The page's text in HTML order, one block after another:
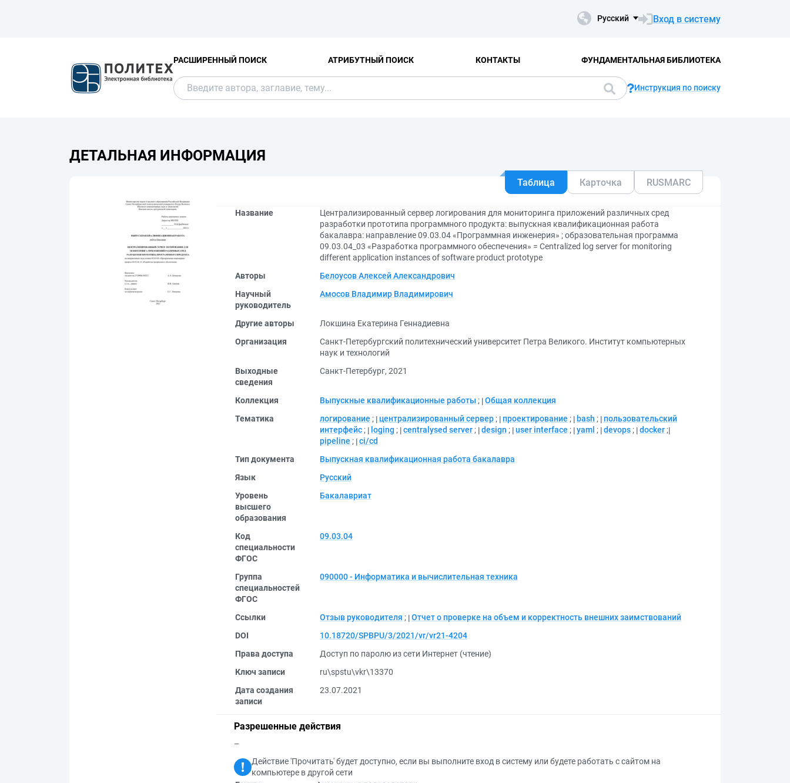
Русский Вход в систему
РАСШИРЕННЫЙ ПОИСК АТРИБУТНЫЙ ПОИСК КОНТАКТЫ ФУНДАМЕНТАЛЬНАЯ БИБЛИОТЕКА
Инструкция по поиску
ДЕТАЛЬНАЯ ИНФОРМАЦИЯ
Таблица Карточка RUSMARC
Название
Централизированный сервер логирования для мониторинга приложений различных сред
разработки прототипа программного продукта: выпускная квалификационная работа
бакалавра: направление 09.03.04 «Программная инженерия» ; образовательная программа
09.03.04_03 «Разработка программного обеспечения» = Centralized log server for monitoring
different application instances of software product prototype
Авторы
Белоусов Алексей Александрович
Научный
руководитель
Амосов Владимир Владимирович
Другие авторы
Локшина Екатерина Геннадиевна
Организация
Санкт-Петербургский политехнический университет Петра Великого. Институт компьютерных
наук и технологий
Выходные
сведения
Санкт-Петербург, 2021
Коллекция Выпускные квалификационные работы ; Общая коллекция
Тематика
логирование ; централизированный сервер ; проектирование ; bash ;
пользовательский
интерфейс ; loging ; centralysed server ; design ; user interface ; yaml ; devops ; docker ;
pipeline ; ci/cd
Тип документа
Выпускная квалификационная работа бакалавра
Язык
Русский
Уровень
высшего
образования
Бакалавриат
Код
специальности
ФГОС
09.03.04
Группа
специальностей
ФГОС
090000 - Информатика и вычислительная техника
Ссылки Отзыв руководителя ; Отчет о проверке на объем и корректность внешних заимствований
DOI
10.18720/SPBPU/3/2021/vr/vr21-4204
Права доступа
Доступ по паролю из сети Интернет (чтение)
Ключ записи
ru\spstu\vkr\13370
Дата создания
записи
23.07.2021
Разрешенные действия
–
Действие 'Прочитать' будет доступно, если вы выполните вход в систему или будете работать с сайтом на
компьютере в другой сети